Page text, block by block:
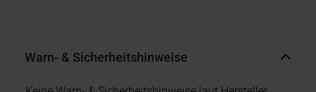
Warn- & Sicherheitshinweise